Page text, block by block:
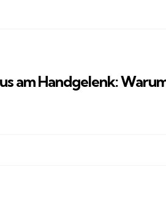
am Handgelenk: